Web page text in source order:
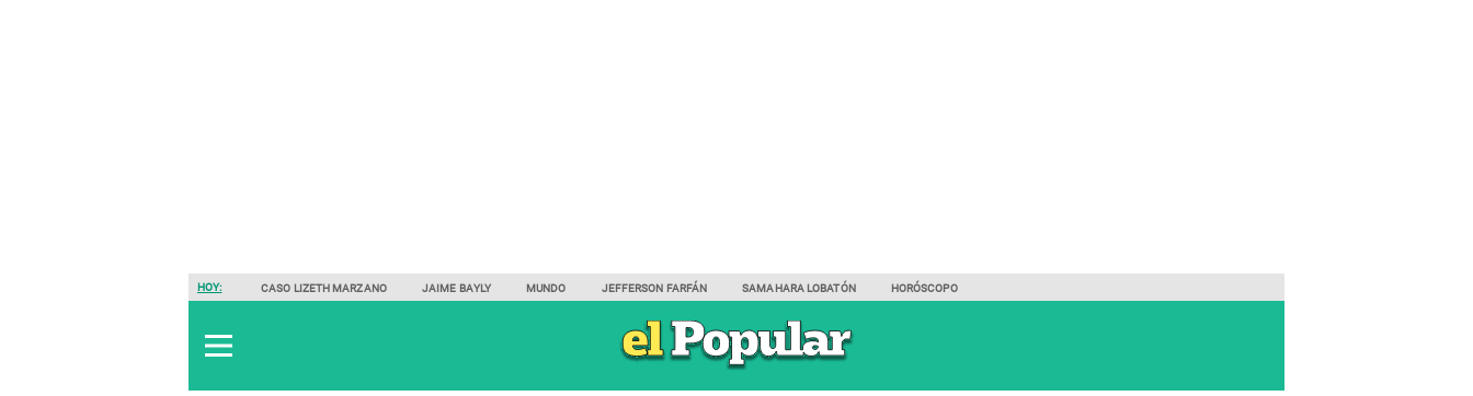
HOY: CASO LIZETH MARZANO JAIME BAYLY MUNDO JEFFERSON FARFÁN SAMAHARA LOBATÓN HORÓSCOPO